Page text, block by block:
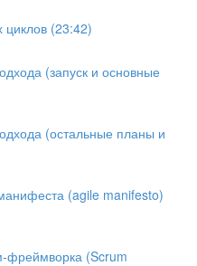
циклов (23:42)
(запуск и основные
(остальные планы и
(agile manifesto)
фреймворка (Scrum